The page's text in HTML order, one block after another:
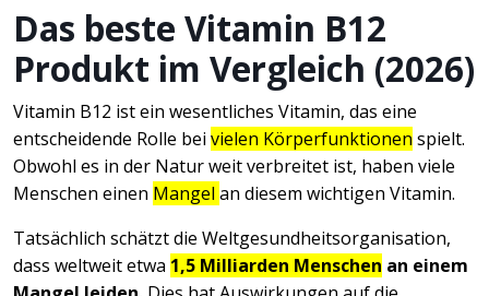
Das beste Vitamin B12
Produkt im Vergleich (2026)
Vitamin B12 ist ein wesentliches Vitamin, das eine
entscheidende Rolle bei vielen Körperfunktionen spielt.
Obwohl es in der Natur weit verbreitet ist, haben viele
Menschen einen Mangel an diesem wichtigen Vitamin.
Tatsächlich schätzt die Weltgesundheitsorganisation,
dass weltweit etwa 1,5 Milliarden Menschen an einem